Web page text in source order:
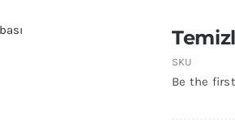
SKU
Be the